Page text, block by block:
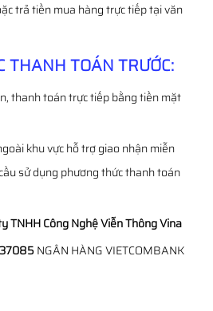
trả tiền mua hàng trực tiếp tại văn
THANH TOÁN TRƯỚC:
thanh toán trực tiếp bằng tiền mặt
khu vực hỗ trợ giao nhận miễn
sử dụng phương thức thanh toán
TNHH Công Nghệ Viễn Thông Vina
NGÂN HÀNG VIETCOMBANK